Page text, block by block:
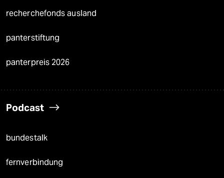
recherchefonds ausland
panterstiftung
panterpreis 2026
Podcast
bundestalk
fernverbindung